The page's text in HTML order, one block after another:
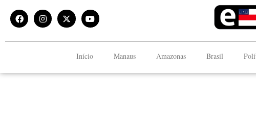
Início Manaus Amazonas Brasil